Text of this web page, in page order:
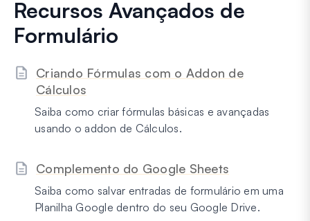
Recursos Avançados de
Formulário
Criando Fórmulas com o Addon de
Cálculos
Saiba como criar fórmulas básicas e avançadas
usando o addon de Cálculos.
Complemento do Google Sheets
Saiba como salvar entradas de formulário em uma
Planilha Google dentro do seu Google Drive.